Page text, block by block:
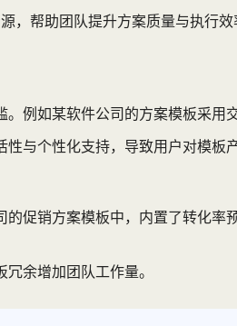
帮助团队提升方案质量与执行
例如某软件公司的方案模板采用
与个性化支持，导致用户对模板
促销方案模板中，内置了转化
余增加团队工作量。